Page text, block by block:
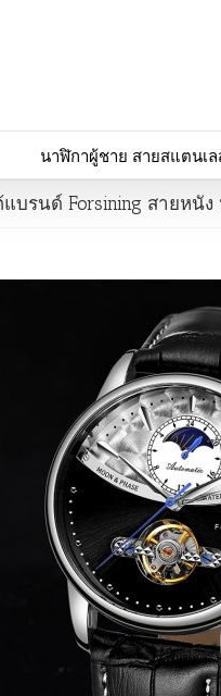
นาฬิกาผู้ชาย สายสแตนเล
บรนด์ Forsining สายหนั